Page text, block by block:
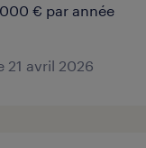
€ par année
21 avril 2026